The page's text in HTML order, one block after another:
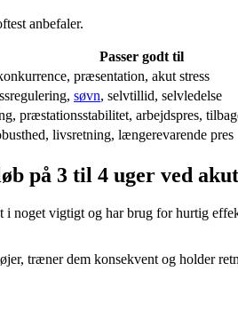
anbefaler.
Passer godt til
præsentation, akut stress
søvn, selvtillid, selvledelse
præstationsstabilitet, arbejdspres,
livsretning, længerevarende pres
på 3 til 4 uger ved
vigtigt og har brug for hurtig
træner dem konsekvent og holder